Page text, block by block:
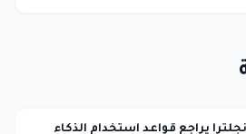
يراجع قواعد استخدام الذكاء